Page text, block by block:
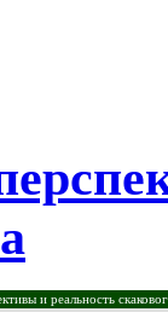
и реальность